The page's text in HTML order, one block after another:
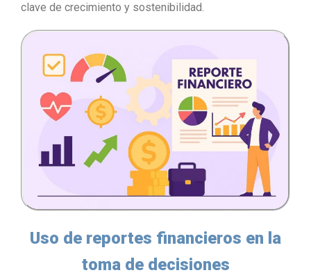
clave de crecimiento y sostenibilidad.
Uso de reportes financieros en la
toma de decisiones